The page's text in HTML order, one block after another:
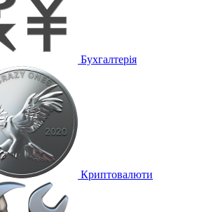
Бухгалтерія
Криптовалюти